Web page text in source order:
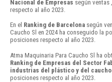
Nacional de Empresas según ventas
respecto al año 2023.
En el Ranking de Barcelona según
Caucho Sl en 2024 ha conseguido la
posiciones respecto al año 2023.
Atma Maquinaria Para Caucho Sl ha
Ranking de Empresas del Sector
industrias del plástico y del caucho
posiciones respecto al año 2023.